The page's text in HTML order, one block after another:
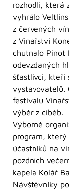
rozhodli, která
vyhrálo
z červených
z Vinařství
chutnalo Pinot
odevzdaných
šťastlivci, kteří
vystavovatelů.
festivalu
výběr z cibéb.
Výborně
program, který
účastníků na
pozdních
kapela Kolář
Návštěvníky